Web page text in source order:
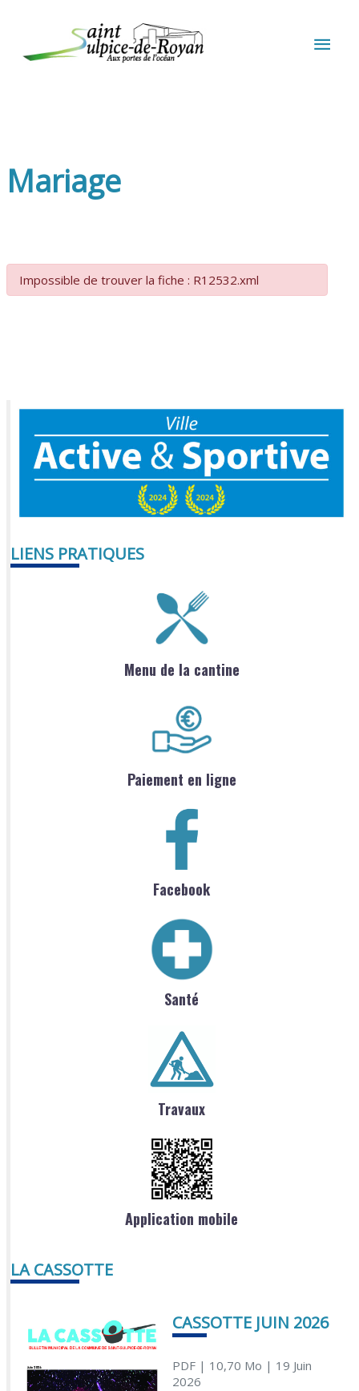
Mariage
Impossible de trouver la fiche : R12532.xml
LIENS PRATIQUES
Menu de la cantine
Paiement en ligne
Facebook
Santé
Travaux
Application mobile
LA CASSOTTE
CASSOTTE JUIN 2026
PDF| 10,70 Mo | 19 Juin
2026